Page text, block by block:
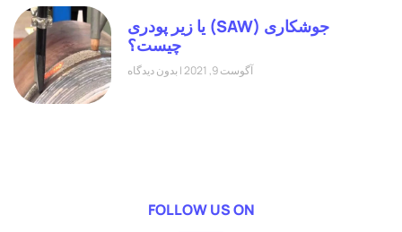
جوشکاری (SAW) یا زیر پودری
چیست؟
آگوست 9, 2021 بدون دیدگاه
FOLLOW US ON